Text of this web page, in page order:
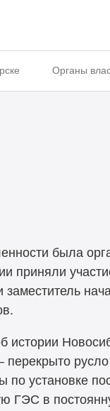
Органы
была
приняли
заместитель
истории
по установке
ГЭС в